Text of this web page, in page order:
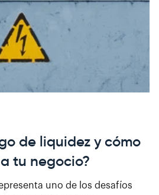
de liquidez y cómo
tu negocio?
uno de los desafíos